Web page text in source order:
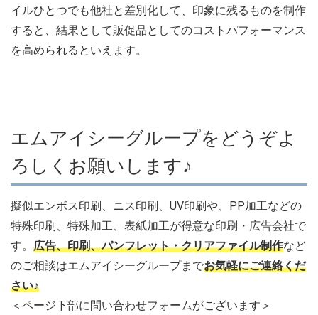
イルひとつでも他社と差別化して、印象に残るものを制作
すると、結果として販促品としてのコストパフォーマンス
を高められるといえます。
エムアイシーグループをどうぞよ
ろしくお願いします♪
擬似エンボス印刷、ニス印刷、UV印刷や、PP加工などの
特殊印刷、特殊加工、表紙加工が得意な印刷・広告会社で
す。 広告、印刷、パンフレット・クリアファイル制作など
のご相談はエムアイシーグループまでお気軽にご連絡くだ
さい♪
＜ページ下部に問い合わせフォームがございます＞